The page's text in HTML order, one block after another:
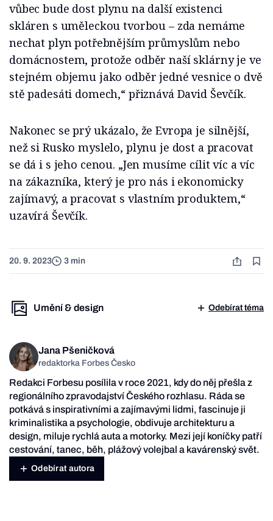
vůbec bude dost plynu na další existenci
skláren s uměleckou tvorbou – zda nemáme
nechat plyn potřebnějším průmyslům nebo
domácnostem, protože odběr naší sklárny je ve
stejném objemu jako odběr jedné vesnice o dvě
stě padesáti domech,“ přiznává David Ševčík.
Nakonec se prý ukázalo, že Evropa je silnější,
než si Rusko myslelo, plynu je dost a pracovat
se dá i s jeho cenou. „Jen musíme cílit víc a víc
na zákazníka, který je pro nás i ekonomicky
zajímavý, a pracovat s vlastním produktem,“
uzavírá Ševčík.
20. 9. 2023 3 min
Umění & design Odebírat téma
Jana Pšeničková
redaktorka Forbes Česko
Redakci Forbesu posílila v roce 2021, kdy do něj přešla z
regionálního zpravodajství Českého rozhlasu. Ráda se
potkává s inspirativními a zajímavými lidmi, fascinuje ji
kriminalistika a psychologie, obdivuje architekturu a
design, miluje rychlá auta a motorky. Mezi její koníčky patří
cestování, tanec, běh, plážový volejbal a kavárenský svět.
Odebírat autora